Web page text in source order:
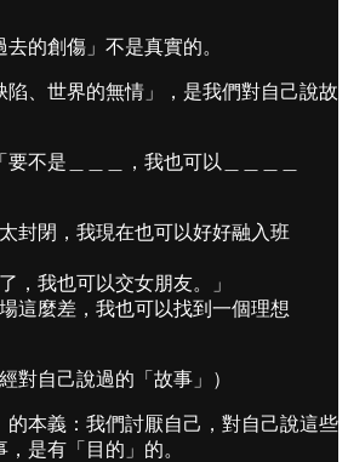
的創傷」不是真實的。
陷、世界的無情」，是我們對自己說故
不是＿＿＿，我也可以＿＿＿＿
封閉，我現在也可以好好融入班
，我也可以交女朋友。」
這麼差，我也可以找到一個理想
對自己說過的「故事」）
的本義：我們討厭自己，對自己說這些
是有「目的」的。